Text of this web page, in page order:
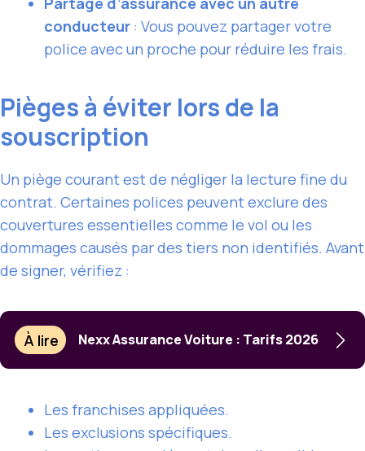
conducteur : Vous pouvez partager votre
police avec un proche pour réduire les frais.
Pièges à éviter lors de la
souscription
Un piège courant est de négliger la lecture fine du
contrat. Certaines polices peuvent exclure des
couvertures essentielles comme le vol ou les
dommages causés par des tiers non identifiés. Avant
de signer, vérifiez :
À lire Nexx Assurance Voiture : Tarifs 2026
Les franchises appliquées.
Les exclusions spécifiques.